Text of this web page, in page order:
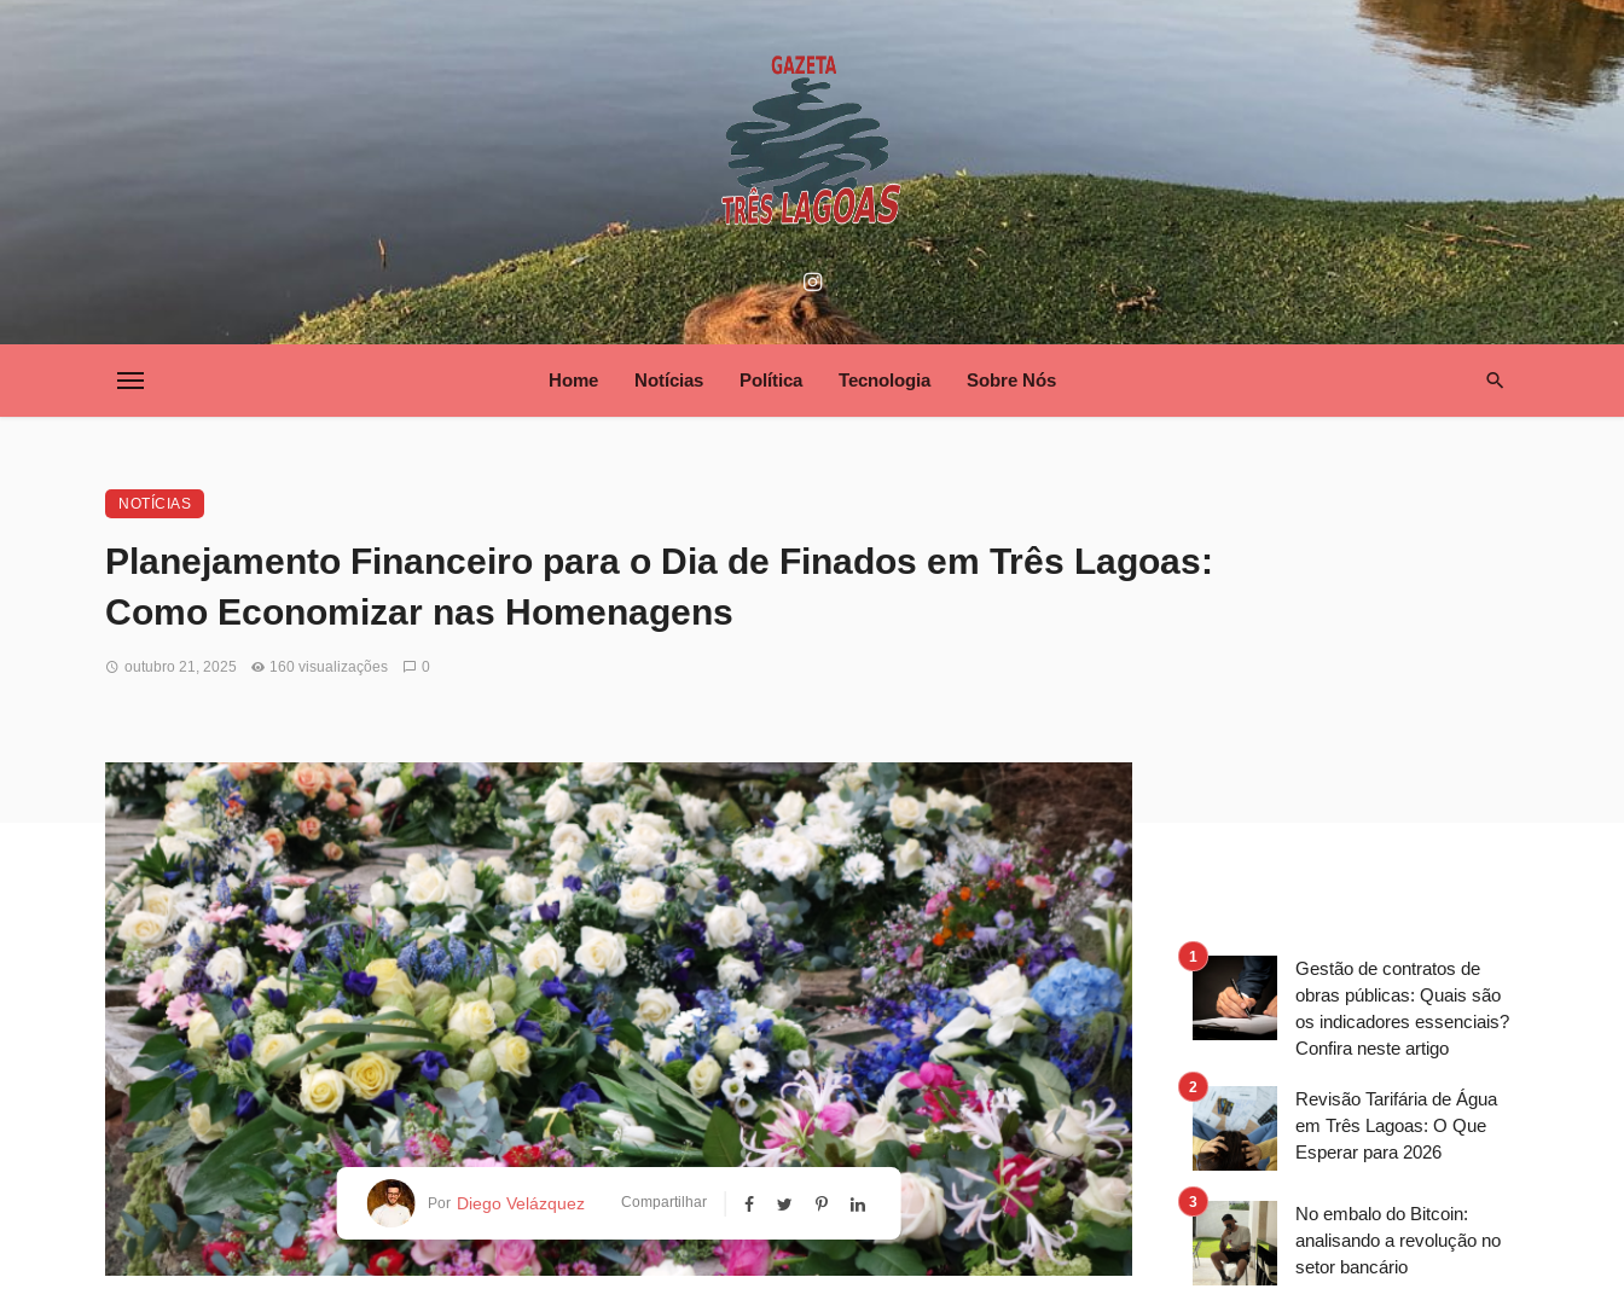
Home Notícias Política Tecnologia Sobre Nós
NOTÍCIAS
Planejamento Financeiro para o Dia de Finados em Três Lagoas:
Como Economizar nas Homenagens
outubro 21, 2025 160 visualizações 0
Por Diego Velázquez Compartilhar
Gestão de contratos de
obras públicas: Quais são
os indicadores essenciais?
Confira neste artigo
Revisão Tarifária de Água
em Três Lagoas: O Que
Esperar para 2026
No embalo do Bitcoin:
analisando a revolução no
setor bancário